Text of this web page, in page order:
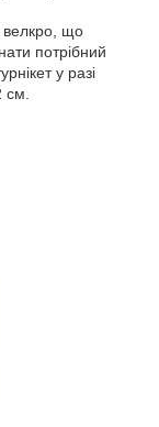
велкро, що
потрібний
у разі
см.